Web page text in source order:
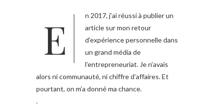
En 2017, j’ai réussi à publier un
article sur mon retour
d’expérience personnelle dans
un grand média de
l’entrepreneuriat. Je n’avais
alors ni communauté, ni chiffre d’affaires. Et
pourtant, on m’a donné ma chance.
.